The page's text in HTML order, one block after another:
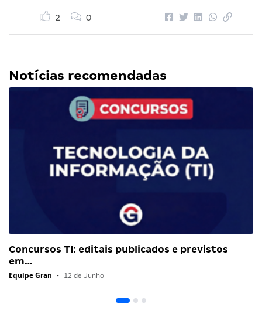
2 0
Notícias recomendadas
Concursos TI: editais publicados e previstos
em…
Equipe Gran • 12 de Junho